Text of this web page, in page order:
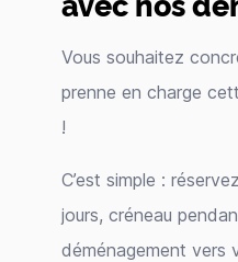
Vous souhaitez
prenne en charge
!
C’est simple :
jours, créneau
déménagement vers